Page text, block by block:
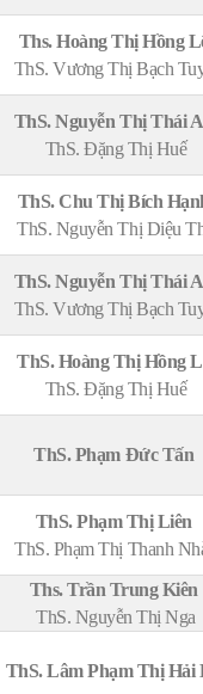
Ths. Hoàng Thị Hồng
ThS. Vương Thị Bạch
ThS. Nguyễn Thị Thái
ThS. Đặng Thị Huế
ThS. Chu Thị Bích
ThS. Nguyễn Thị Diệu
ThS. Nguyễn Thị Thái
ThS. Vương Thị Bạch
ThS. Hoàng Thị Hồng
ThS. Đặng Thị Huế
ThS. Phạm Đức Tấn
ThS. Phạm Thị Liên
ThS. Phạm Thị Thanh
Ths. Trần Trung Kiên
ThS. Nguyễn Thị Nga
ThS. Lâm Phạm Thị Hải